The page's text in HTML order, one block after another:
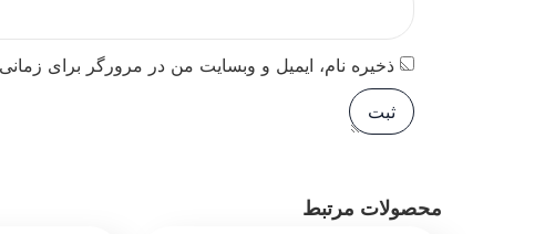
ذخیره نام، ایمیل و وبسایت من در مرورگر برای
محصولات مرتبط